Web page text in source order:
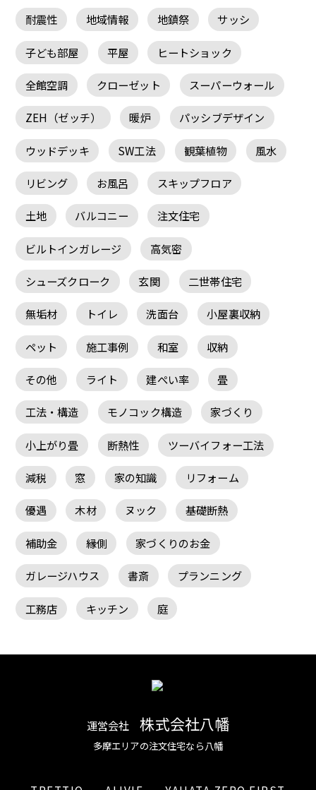
耐震性 地域情報 地鎮祭 サッシ
子ども部屋 平屋 ヒートショック
全館空調 クローゼット スーパーウォール
ZEH（ゼッチ） 暖炉 パッシブデザイン
ウッドデッキ SW工法 観葉植物 風水
リビング お風呂 スキップフロア
土地 バルコニー 注文住宅
ビルトインガレージ 高気密
シューズクローク 玄関 二世帯住宅
無垢材 トイレ 洗面台 小屋裏収納
ペット 施工事例 和室 収納
その他 ライト 建ぺい率 畳
工法・構造 モノコック構造 家づくり
小上がり畳 断熱性 ツーバイフォー工法
減税 窓 家の知識 リフォーム
優遇 木材 ヌック 基礎断熱
補助金 縁側 家づくりのお金
ガレージハウス 書斎 プランニング
工務店 キッチン 庭
運営会社 株式会社八幡
多摩エリアの注文住宅なら八幡